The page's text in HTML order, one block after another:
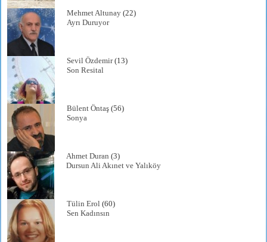
Mehmet Altunay (22)
Ayrı Duruyor
Sevil Özdemir(13)
Son Resital
Bülent Öntaş (56)
Sonya
Ahmet Duran (3)
Dursun Ali Akınet ve Yalıköy
Tülin Erol (60)
Sen Kadınsın